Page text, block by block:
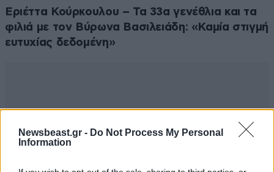
Newsbeast.gr - Do Not Process My Personal
Information
Απαντήστε
Απαντήστε 1 0
νιαου 17·09·2016 20:45
Εριέττα Κούρκουλου – Τα 33α γενέθλια και τα
φιλιά με τον Βύρωνα Βασιλειάδη: «Καμία στιγμή
ευτυχίας δεδομένη»